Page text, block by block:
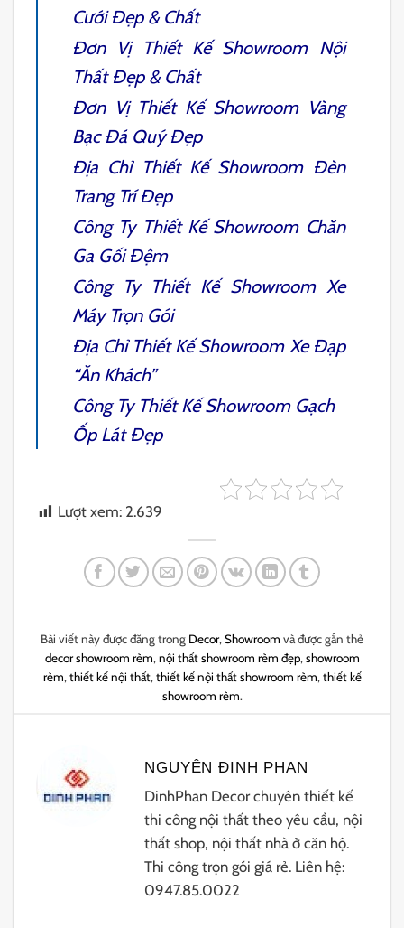
CướiĐẹp & Chất
Đơn Vị Thiết Kế Showroom Nội
ThấtĐẹp & Chất
Đơn Vị Thiết Kế Showroom Vàng
Bạc Đá QuýĐẹp
Địa Chỉ Thiết Kế Showroom Đèn
Trang TríĐẹp
Công Ty Thiết Kế Showroom Chăn
Ga Gối Đệm
Công Ty Thiết Kế Showroom Xe
MáyTrọn Gói
Địa Chỉ Thiết Kế Showroom Xe Đạp
“Ăn Khách”
Công Ty Thiết Kế Showroom Gạch
Ốp LátĐẹp
Lượt xem: 2.639
Bài viết này được đăng trong Decor,Showroom và được gắn thẻ
decor showroom rèm,nội thất showroom rèm đẹp,showroom
rèm,thiết kế nội thất,thiết kế nội thất showroom rèm,thiết kế
showroom rèm.
NGUYÊN ĐINH PHAN
DinhPhan Decor chuyên thiết kế
thi công nội thất theo yêu cầu, nội
thất shop, nội thất nhà ở căn hộ.
Thi công trọn gói giá rẻ. Liên hệ:
0947.85.0022